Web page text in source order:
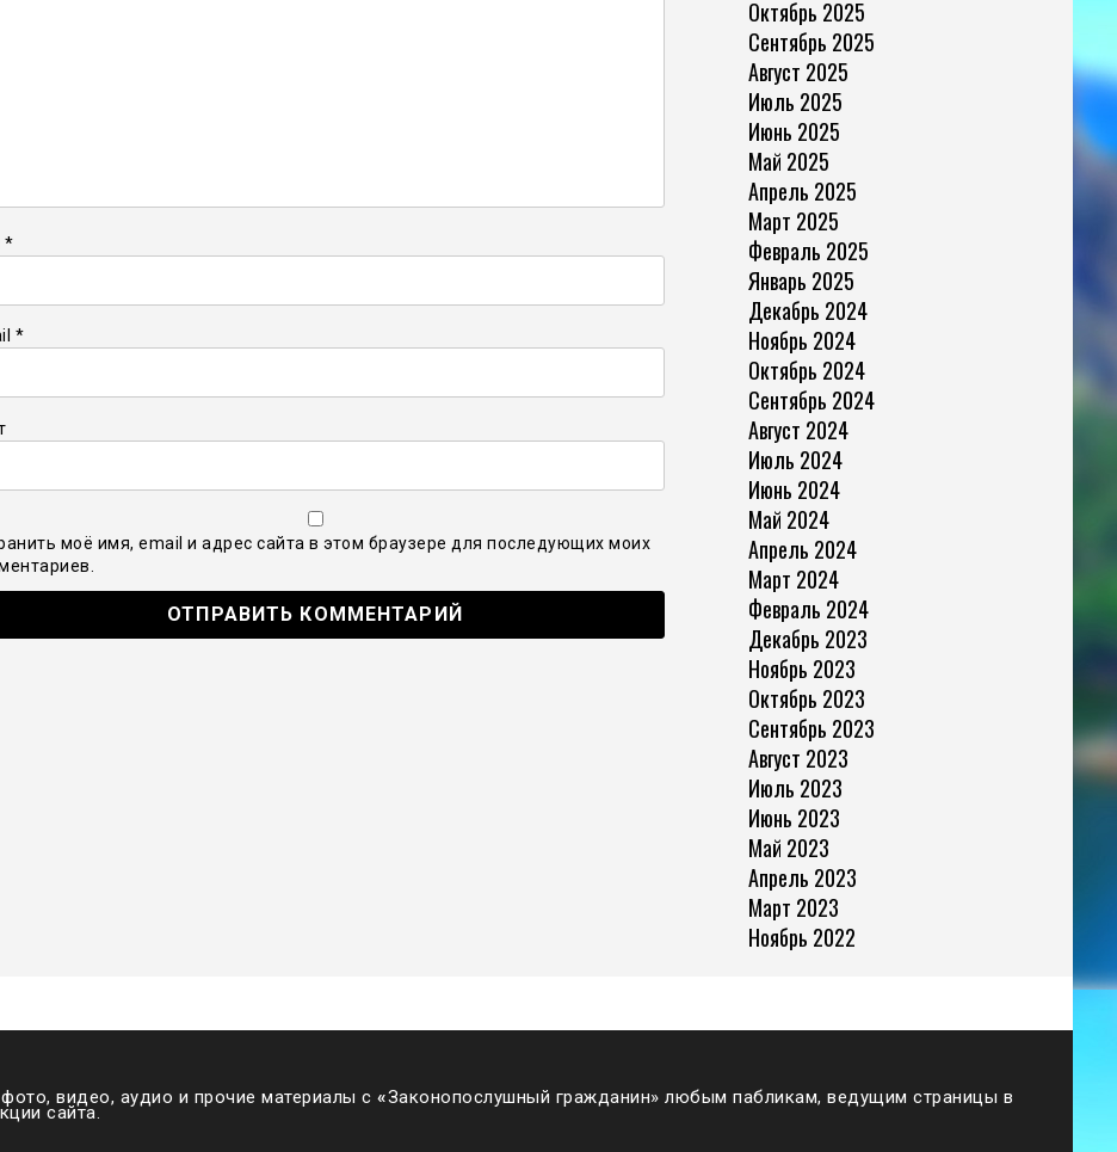
*
*
моё имя, email и адрес сайта в этом браузере для последующих моих
Октябрь 2025
Сентябрь 2025
Август 2025
Июль 2025
Июнь 2025
Май 2025
Апрель 2025
Март 2025
Февраль 2025
Январь 2025
Декабрь 2024
Ноябрь 2024
Октябрь 2024
Сентябрь 2024
Август 2024
Июль 2024
Июнь 2024
Май 2024
Апрель 2024
Март 2024
Февраль 2024
Декабрь 2023
Ноябрь 2023
Октябрь 2023
Сентябрь 2023
Август 2023
Июль 2023
Июнь 2023
Май 2023
Апрель 2023
Март 2023
Ноябрь 2022
видео, аудио и прочие материалы с «Законопослушный гражданин» любым пабликам, ведущим страницы в
сайта.